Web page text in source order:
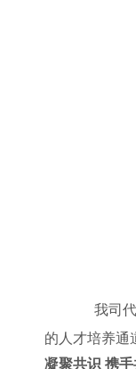
我司代
的人才培养通
凝聚共识 携